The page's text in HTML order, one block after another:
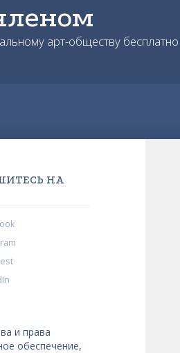
арт-обществу бесплатно
НА
и права
обеспечение,